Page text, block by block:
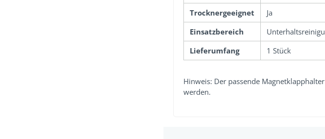
Trocknergeeignet
Ja
Einsatzbereich
Lieferumfang
1 Stück
Hinweis: Der passende
werden.